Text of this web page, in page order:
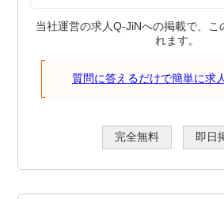
当社運営の求人Q-JiNへの掲載で、こ
れます。
質問に答えるだけで簡単に求
完全無料 即日